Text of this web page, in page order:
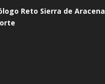
Reto Sierra de Aracena